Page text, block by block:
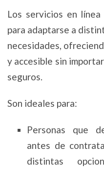
Los servicios en línea
para adaptarse a
necesidades,
y accesible sin
seguros.
Son ideales para:
Personas que
antes de
distintas